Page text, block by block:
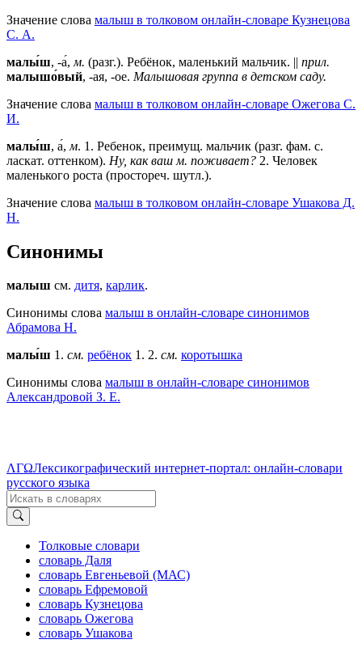
Значение слова малыш в толковом онлайн-словаре Кузнецова
С. А.
малы́ш, -а́, м. (разг.). Ребёнок, маленький мальчик. || прил.
малышо́вый, -ая, -ое. Малышовая группа в детском саду.
Значение слова малыш в толковом онлайн-словаре Ожегова C.
И.
малы́ш, а́, м. 1 . Ребенок, преимущ. мальчик (разг. фам. с.
ласкат. оттенком). Ну, как ваш м. поживает? 2. Человек
маленького роста (простореч. шутл.).
Значение слова малыш в толковом онлайн-словаре Ушакова Д.
Н.
Синонимы
малыш см. дитя, карлик.
Синонимы слова малыш в онлайн-словаре синонимов
Абрамова Н.
малы́ш 1. см. ребёнок 1. 2. см. коротышка
Синонимы слова малыш в онлайн-словаре синонимов
Александровой З. Е.
ΛΓΩЛексикографический интернет-портал: онлайн-словари
русского языка
Толковые словари
словарь Даля
словарь Евгеньевой (МАС)
словарь Ефремовой
словарь Кузнецова
словарь Ожегова
словарь Ушакова